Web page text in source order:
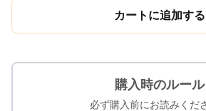
カートに追加する
購入時のルール
必ず購入前にお読みくだ